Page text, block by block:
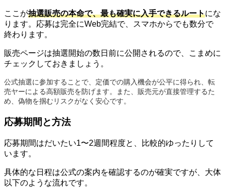
ここが抽選販売の本命で、最も確実に入手できるルートにな
ります。応募は完全にWeb完結で、スマホからでも数分で
終わります。
販売ページは抽選開始の数日前に公開されるので、こまめに
チェックしておきましょう。
公式抽選に参加することで、定価での購入機会が公平に得られ、転
売ヤーによる高額販売を防げます。また、販売元が直接管理するた
め、偽物を掴むリスクがなく安心です。
応募期間と方法
応募期間はだいたい1〜2週間程度と、比較的ゆったりして
います。
具体的な日程は公式の案内を確認するのが確実ですが、大体
以下のような流れです。